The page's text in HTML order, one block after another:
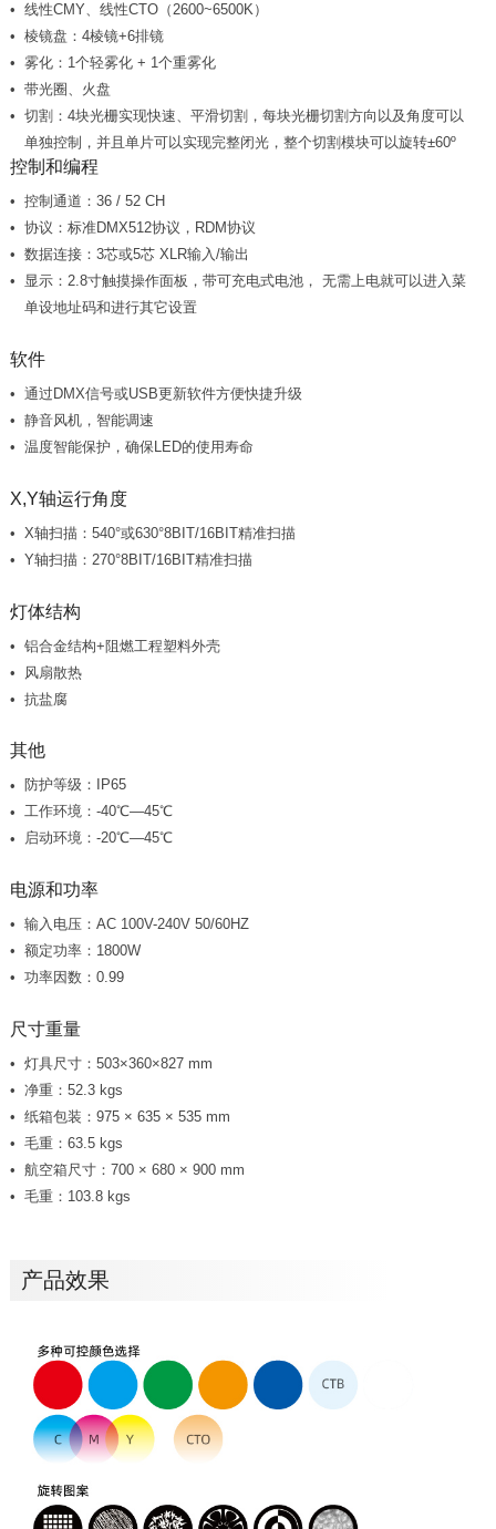
线性CMY、线性CTO（2600~6500K）
棱镜盘：4棱镜+6排镜
雾化：1个轻雾化 + 1个重雾化
带光圈、火盘
单独控制，并且单片可以实现完整闭光，整个切割模块可以旋转±60º
控制和编程
控制通道：36 / 52 CH
协议：标准DMX512协议，RDM协议
数据连接：3芯或5芯 XLR输入/输出
单设地址码和进行其它设置
软件
通过DMX信号或USB更新软件方便快捷升级
静音风机，智能调速
温度智能保护，确保LED的使用寿命
X,Y轴运行角度
X轴扫描：540°或630°8BIT/16BIT精准扫描
Y轴扫描：270°8BIT/16BIT精准扫描
灯体结构
铝合金结构+阻燃工程塑料外壳
风扇散热
抗盐腐
其他
防护等级：IP65
工作环境：-40℃—45℃
启动环境：-20℃—45℃
电源和功率
输入电压：AC 100V-240V 50/60HZ
额定功率：1800W
功率因数：0.99
尺寸重量
灯具尺寸：503×360×827 mm
净重：52.3 kgs
纸箱包装：975 × 635 × 535 mm
毛重：63.5 kgs
航空箱尺寸：700 × 680 × 900 mm
毛重：103.8 kgs
产品效果